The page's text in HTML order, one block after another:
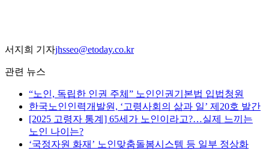
서지희 기자jhsseo@etoday.co.kr
관련 뉴스
“노인, 독립한 인권 주체” 노인인권기본법 입법청원
한국노인인력개발원, ‘고령사회의 삶과 일’ 제20호 발간
[2025 고령자 통계] 65세가 노인이라고?…실제 느끼는
노인 나이는?
‘국정자원 화재’ 노인맞춤돌봄시스템 등 일부 정상화